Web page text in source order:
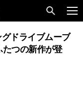
ドライブムーブ
たつの新作が登